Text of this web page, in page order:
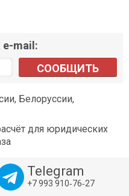
e-mail:
СООБЩИТЬ
Белоруссии,
для юридических
Telegram
+7 993 910‑76‑27